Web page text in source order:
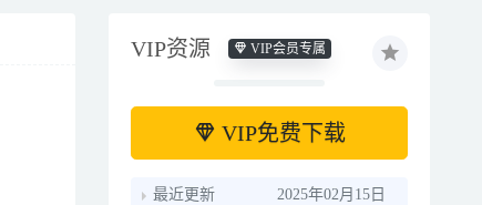
VIP资源 VIP会员专属
VIP免费下载
最近更新 2025年02月15日